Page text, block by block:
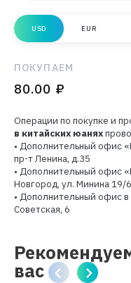
USD EUR
ПОКУПАЕМ
80.00 ₽
ДО
/
5000$
Операции по покупке и
в китайских юанях
• Дополнительный офис
пр-т Ленина, д.35
• Дополнительный офис
Новгород, ул. Минина 19/6
• Дополнительный офис
Советская, 6
вас